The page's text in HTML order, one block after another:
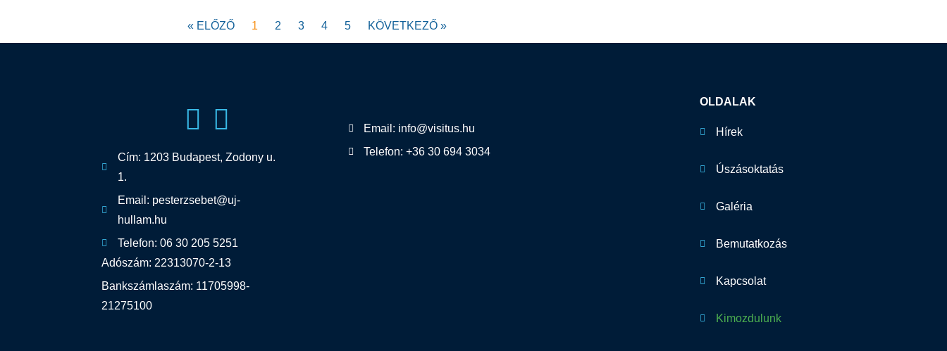
« ELŐZŐ 1 2 3 4 5 KÖVETKEZŐ »
Cím: 1203 Budapest, Zodony u.
1.
Email: pesterzsebet@uj-
hullam.hu
Telefon: 06 30 205 5251
Adószám: 22313070-2-13
Bankszámlaszám: 11705998-
21275100
Email: info@visitus.hu
Telefon: +36 30 694 3034
OLDALAK
Hírek
Úszásoktatás
Galéria
Bemutatkozás
Kapcsolat
Kimozdulunk